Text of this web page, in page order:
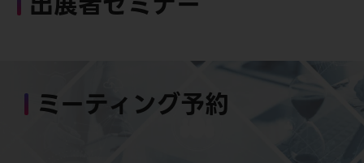
ミーティング予約